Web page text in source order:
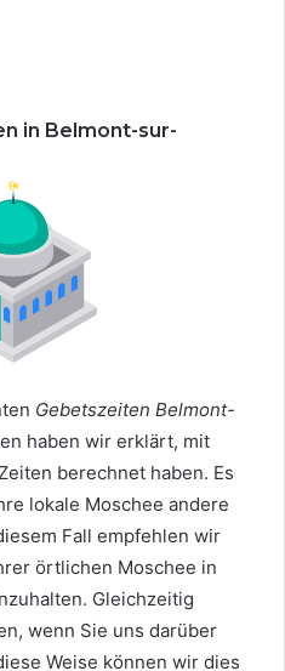
in Belmont-sur-
Gebetszeiten Belmont-
haben wir erklärt, mit
berechnet haben. Es
lokale Moschee andere
Fall empfehlen wir
örtlichen Moschee in
Gleichzeitig
wenn Sie uns darüber
Weise können wir dies